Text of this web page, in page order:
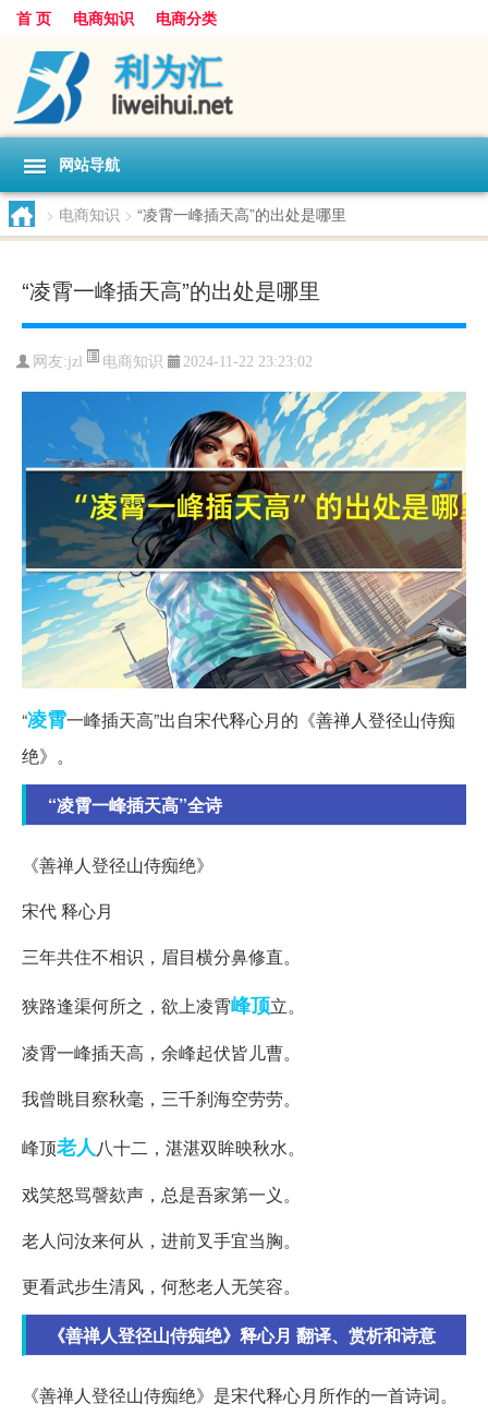
首 页 电商知识 电商分类
网站导航
> 电商知识 > “凌霄一峰插天高”的出处是哪里
“凌霄一峰插天高”的出处是哪里
网友:jzl 电商知识 2024-11-22 23:23:02
“凌霄一峰插天高”出自宋代释心月的《善禅人登径山侍痴
绝》。
“凌霄一峰插天高”全诗
《善禅人登径山侍痴绝》
宋代 释心月
三年共住不相识，眉目横分鼻修直。
狭路逢渠何所之，欲上凌霄峰顶立。
凌霄一峰插天高，余峰起伏皆儿曹。
我曾眺目察秋毫，三千刹海空劳劳。
峰顶老人八十二，湛湛双眸映秋水。
戏笑怒骂謦欬声，总是吾家第一义。
老人问汝来何从，进前叉手宜当胸。
更看武步生清风，何愁老人无笑容。
《善禅人登径山侍痴绝》释心月 翻译、赏析和诗意
《善禅人登径山侍痴绝》是宋代释心月所作的一首诗词。